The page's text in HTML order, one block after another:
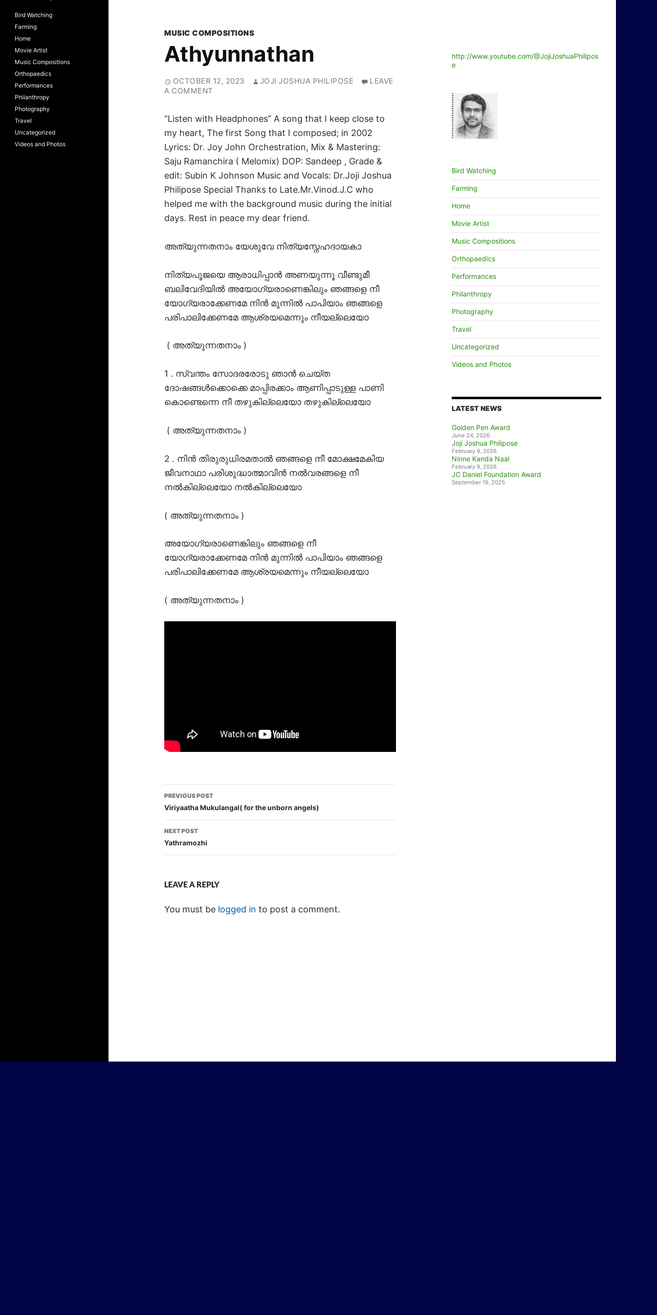
MUSIC COMPOSITIONS
Athyunnathan
OCTOBER 12, 2023 JOJI JOSHUA PHILIPOSE
LEAVE
A COMMENT
“Listen with Headphones” A song that I keep close to
my heart, The first Song that I composed; in 2002
Lyrics: Dr. Joy John Orchestration, Mix & Mastering:
Saju Ramanchira ( Melomix) DOP: Sandeep , Grade &
edit: Subin K Johnson Music and Vocals: Dr.Joji Joshua
Philipose Special Thanks to Late.Mr.Vinod.J.C who
helped me with the background music during the initial
days. Rest in peace my dear friend.
അത്യുന്നതനാം യേശുവേ നിത്യസ്നേഹദായകാ
നിത്യപൂജയെ ആരാധിപ്പാൻ അണയുന്നൂ വീണ്ടുമീ
ബലിവേദിയിൽ അയോഗ്യരാണെങ്കിലും ഞങ്ങളെ നീ
യോഗ്യരാക്കേണമേ നിൻ മുന്നിൽ പാപിയാം ഞങ്ങളെ
പരിപാലിക്കേണമേ ആശ്രയമെന്നും നീയല്ലെയോ
( അത്യുന്നതനാം )
1 . സ്വന്തം സോദരരോടു ഞാൻ ചെയ്ത
ദോഷങ്ങൾക്കൊക്കെ മാപ്പിരക്കാം ആണിപ്പാടുള്ള പാണി
കൊണ്ടെന്നെ നീ തഴുകില്ലെയോ തഴുകില്ലെയോ
( അത്യുന്നതനാം )
2 . നിൻ തിരുരുധിരമതാൽ ഞങ്ങളെ നീ മോക്ഷമേകിയ
ജീവനാഥാ പരിശുദ്ധാത്മാവിൻ നൽവരങ്ങളെ നീ
നൽകില്ലെയോ നൽകില്ലെയോ
( അത്യുന്നതനാം )
അയോഗ്യരാണെങ്കിലും ഞങ്ങളെ നീ
യോഗ്യരാക്കേണമേ നിൻ മുന്നിൽ പാപിയാം ഞങ്ങളെ
പരിപാലിക്കേണമേ ആശ്രയമെന്നും നീയല്ലെയോ
( അത്യുന്നതനാം )
Post
navigation
PREVIOUS POST
Viriyaatha Mukulangal( for the unborn angels)
NEXT POST
Yathramozhi
LEAVE A REPLY
You must be logged in to post a comment.
http://www.youtube.com/@JojiJoshuaPhilipos
e
Bird Watching
Farming
Home
Movie Artist
Music Compositions
Orthopaedics
Performances
Philanthropy
Photography
Travel
Uncategorized
Videos and Photos
LATEST NEWS
Golden Pen Award
June 24, 2026
Joji Joshua Philipose
February 9, 2026
Ninne Kanda Naal
February 9, 2026
JC Daniel Foundation Award
September 19, 2025
Bird Watching
Farming
Home
Movie Artist
Music Compositions
Orthopaedics
Performances
Philanthropy
Photography
Travel
Uncategorized
Videos and Photos